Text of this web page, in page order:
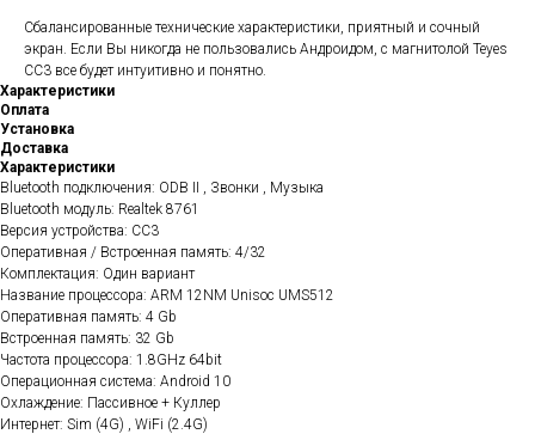
Сбалансированные технические характеристики, приятный и сочный
экран. Если Вы никогда не пользовались Андроидом, с магнитолой Teyes
CC3 все будет интуитивно и понятно.
Характеристики
Оплата
Установка
Доставка
Характеристики
Bluetooth подключения: ODB II , Звонки , Музыка
Bluetooth модуль: Realtek 8761
Версия устройства: CC3
Оперативная / Встроенная память: 4/32
Комплектация: Один вариант
Название процессора: ARM 12NM Unisoc UMS512
Оперативная память: 4 Gb
Встроенная память: 32 Gb
Частота процессора: 1.8GHz 64bit
Операционная система: Android 10
Охлаждение: Пассивное + Куллер
Интернет: Sim (4G) , WiFi (2.4G)